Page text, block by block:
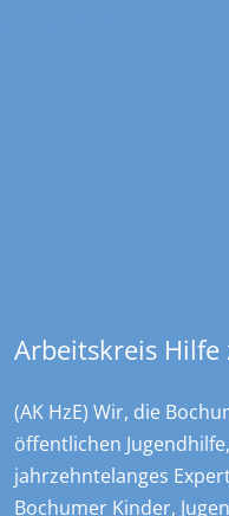
Arbeitskreis Hilfe
(AK HzE) Wir, die
öffentlichen
jahrzehntelanges
Bochumer Kinder,